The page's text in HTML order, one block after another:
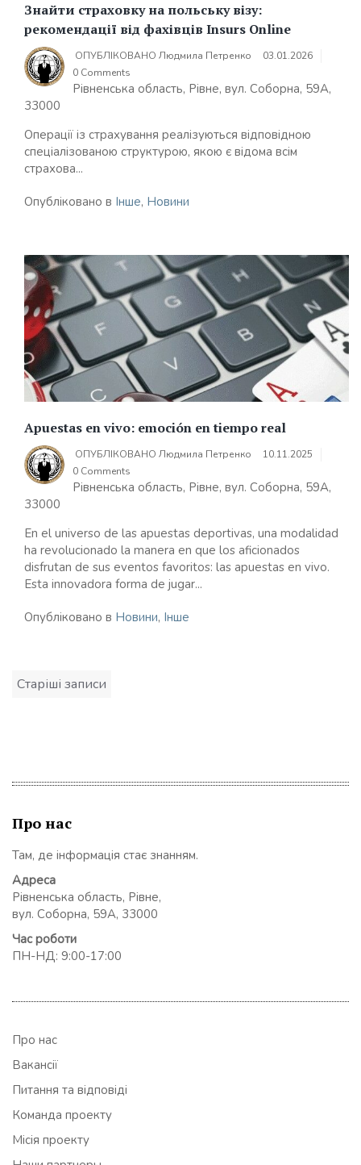
Знайти страховку на польську візу:
рекомендації від фахівців Insurs Online
ОПУБЛІКОВАНО Людмила Петренко
03.01.2026
0 Comments
Рівненська область, Рівне, вул. Соборна, 59А,
33000
Операції із страхування реалізуються відповідною
спеціалізованою структурою, якою є відома всім
страхова...
Опубліковано в Інше, Новини
Apuestas en vivo: emoción en tiempo real
ОПУБЛІКОВАНО Людмила Петренко
10.11.2025
0 Comments
Рівненська область, Рівне, вул. Соборна, 59А,
33000
En el universo de las apuestas deportivas, una modalidad
ha revolucionado la manera en que los aficionados
disfrutan de sus eventos favoritos: las apuestas en vivo.
Esta innovadora forma de jugar...
Опубліковано в Новини, Інше
Навігація
записів
Старіші записи
Про нас
Там, де інформація стає знанням.
Адреса
Рівненська область, Рівне,
вул. Соборна, 59А, 33000
Час роботи
ПН-НД: 9:00-17:00
Про нас
Вакансії
Питання та відповіді
Команда проекту
Місія проекту